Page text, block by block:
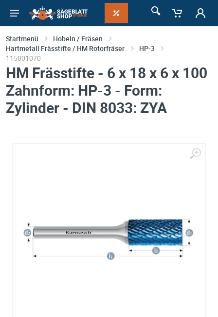
Startmenü
Hobeln / Fräsen
Hartmetall Frässtifte / HM Rotorfräser
HP-3
115001070
HM Frässtifte - 6 x 18 x 6 x 100
Zahnform: HP-3 - Form:
Zylinder - DIN 8033: ZYA